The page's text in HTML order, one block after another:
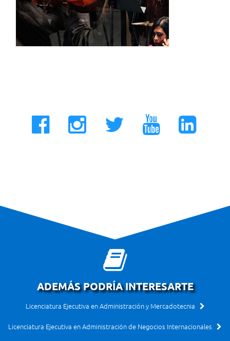
ADEMÁS PODRÍA INTERESARTE
Licenciatura Ejecutiva en Administración y Mercadotecnia
Licenciatura Ejecutiva en Administración de Negocios Internacionales